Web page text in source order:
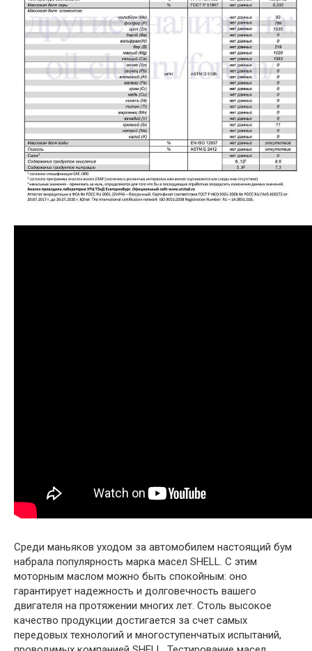
Среди маньяков уходом за автомобилем настоящий бум
набрала популярность марка масел SHELL. С этим
моторным маслом можно быть спокойным: оно
гарантирует надежность и долговечность вашего
двигателя на протяжении многих лет. Столь высокое
качество продукции достигается за счет самых
передовых технологий и многоступенчатых испытаний,